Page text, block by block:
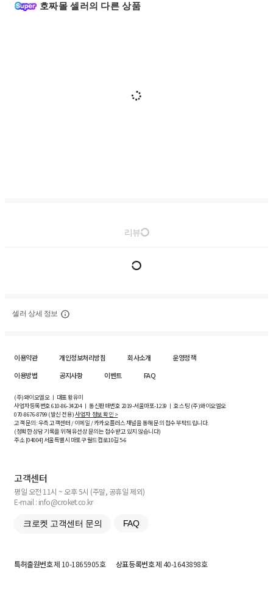
호짜몰 셀러의 다른 상품
리뷰
셀러 상세 정보
이용약관 개인정보처리방침 회사소개
운영정책
이용방법
공지사항 이벤트 FAQ
(주)와이오엘오 ㅣ 대표 황유미
사업자등록번호610-86-34204ㅣ 통신판매번호 2019-서울마포-1239 ㅣ 호스팅 (주)와이오엘오
070-8676-8799 (발신 전용)사업자 정보 확인 >
고객 문의: 우측 고객센터 / 이메일 / 카카오플러스 채널을 통해 문의 접수 부탁드립니다.
(정확한 상담 기록을 위해 유선상 문의는 접수받고 있지 않습니다)
주소 [04004] 서울특별시 마포구 월드컵로10길5-6
고객센터
평일 오전 11시 ~ 오후 5시 (주말, 공휴일 제외)
E-mail : info@croket.co.kr
크로켓 고객센터 문의 FAQ
특허출원번호제 10-1865905호 상표등록번호제 40-1643898호